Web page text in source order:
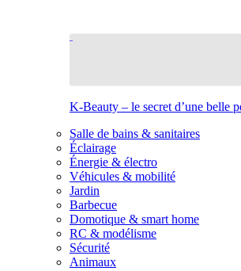
K-Beauty – le secret d’une belle
Salle de bains & sanitaires
Éclairage
Énergie & électro
Véhicules & mobilité
Jardin
Barbecue
Domotique & smart home
RC & modélisme
Sécurité
Animaux